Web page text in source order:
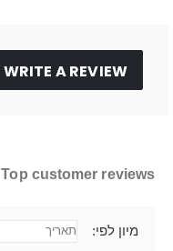
WRITE A REVIEW
Top customer reviews
מיון לפי